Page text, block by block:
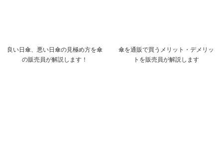
良い日傘、悪い日傘の見極め方を傘
の販売員が解説します！
傘を通販で買うメリット・デメリッ
トを販売員が解説します